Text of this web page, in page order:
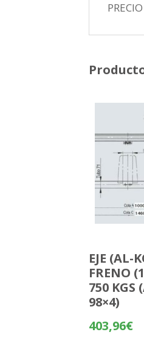
EJE (AL-
FRENO
750
98×4)
403,96€